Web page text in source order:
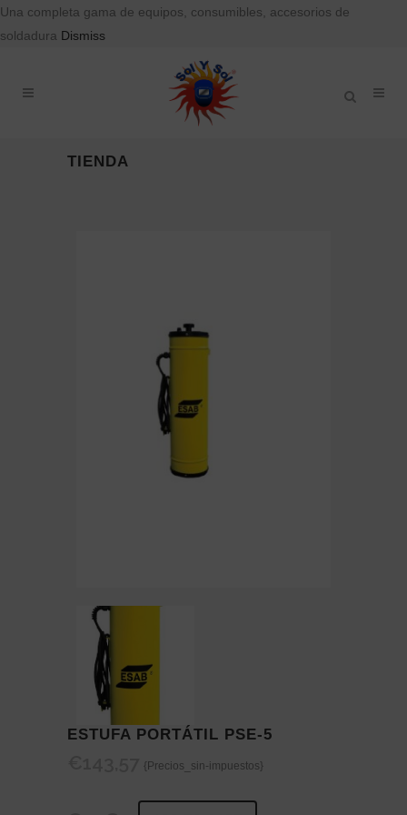
Una completa gama de equipos, consumibles, accesorios de
soldadura Dismiss
TIENDA
ESTUFA PORTÁTIL PSE-5
{Precios_sin-impuestos}